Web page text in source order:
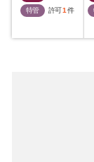
特管
許可1 件